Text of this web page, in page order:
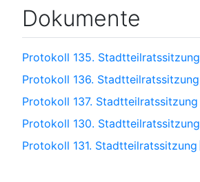
Dokumente
Protokoll 135. Stadtteilratssitzung
Protokoll 136. Stadtteilratssitzung
Protokoll 137. Stadtteilratssitzung
Protokoll 130. Stadtteilratssitzung
Protokoll 131. Stadtteilratssitzung